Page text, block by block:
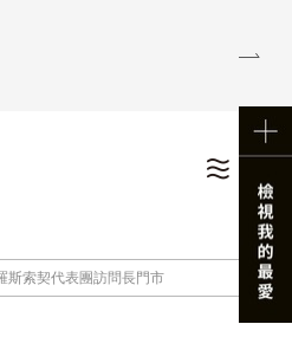
斯索契代表團訪問長門市